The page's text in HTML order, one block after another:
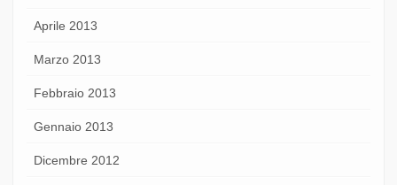
Aprile 2013
Marzo 2013
Febbraio 2013
Gennaio 2013
Dicembre 2012